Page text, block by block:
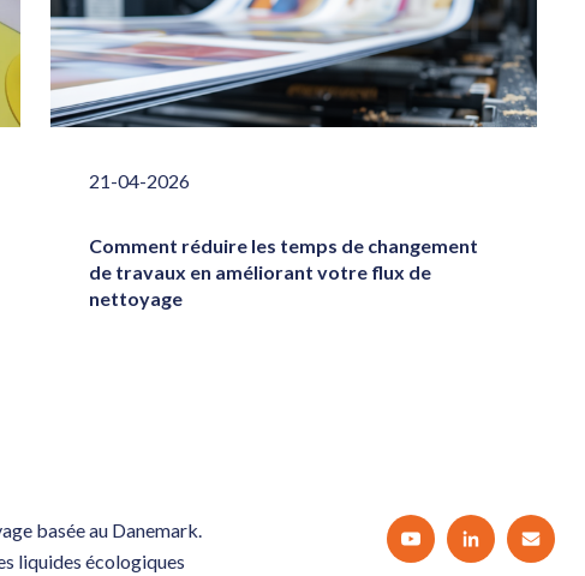
21-04-2026
Comment réduire les temps de changement
de travaux en améliorant votre flux de
nettoyage
basée au Danemark.
liquides écologiques